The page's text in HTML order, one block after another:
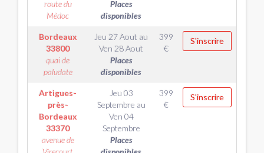
route du
Médoc
Places
disponibles
Bordeaux
33800
quai de
paludate
Jeu 27 Aout au
Ven 28 Aout
Places
disponibles
399
€
S'inscrire
Artigues-
près-
Bordeaux
33370
avenue de
Jeu 03
Septembre au
Ven 04
Septembre
Places
399
€
S'inscrire